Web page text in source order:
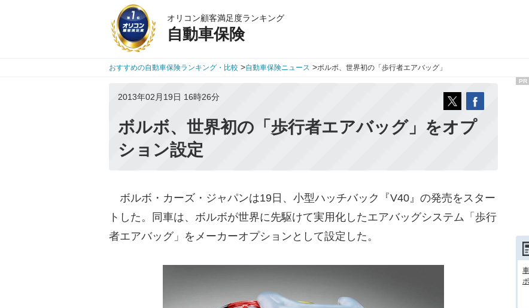
オリコン顧客満足度ランキング
自動車保険
おすすめの自動車保険ランキング・比較 >自動車保険ニュース >ボルボ、世界初の「歩行者エアバッグ」
2013年02月19日 16時26分
ボルボ、世界初の「歩行者エアバッグ」をオプ
ション設定
ボルボ・カーズ・ジャパンは19日、小型ハッチバック『V40』の発売をスター
トした。同車は、ボルボが世界に先駆けて実用化したエアバッグシステム「歩行
者エアバッグ」をメーカーオプションとして設定した。
PR